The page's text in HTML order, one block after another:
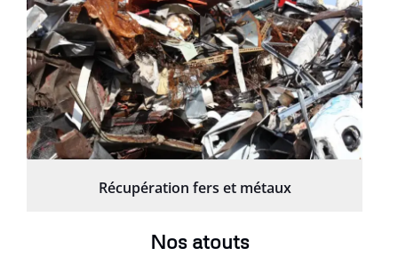
Récupération fers et métaux
Nos atouts